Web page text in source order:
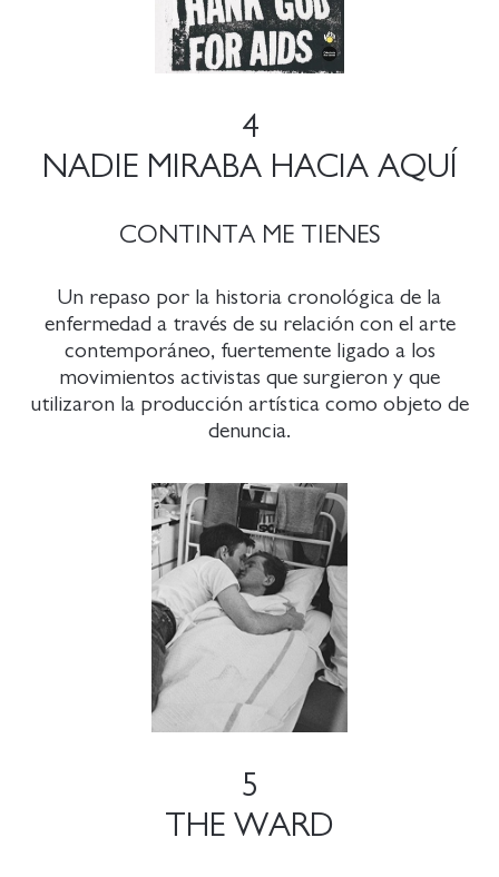
4
NADIE MIRABA HACIA AQUÍ
CONTINTA ME TIENES
Un repaso por la historia cronológica de la
enfermedad a través de su relación con el arte
contemporáneo, fuertemente ligado a los
movimientos activistas que surgieron y que
utilizaron la producción artística como objeto de
denuncia.
5
THE WARD